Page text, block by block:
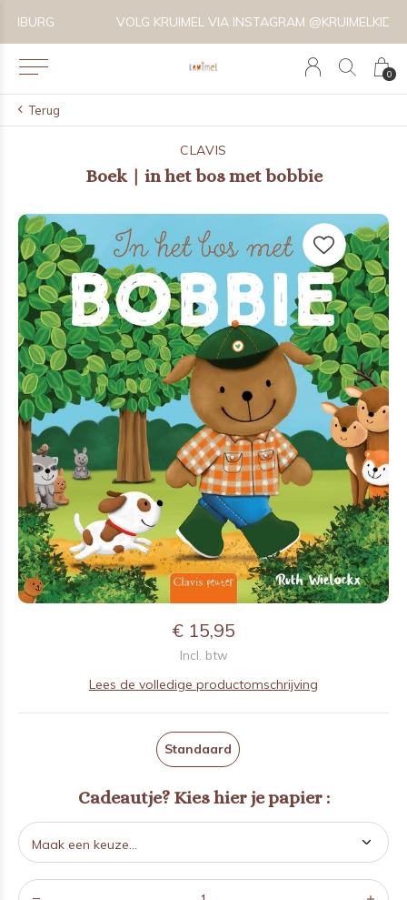
0
VOLG KRUIMEL VIA INSTAGRAM @KRUIMELKIDSBOUTIQUE
Terug
CLAVIS
Boek | in het bos met bobbie
€ 15,95
Incl. btw
Lees de volledige productomschrijving
Standaard
Cadeautje? Kies hier je papier :